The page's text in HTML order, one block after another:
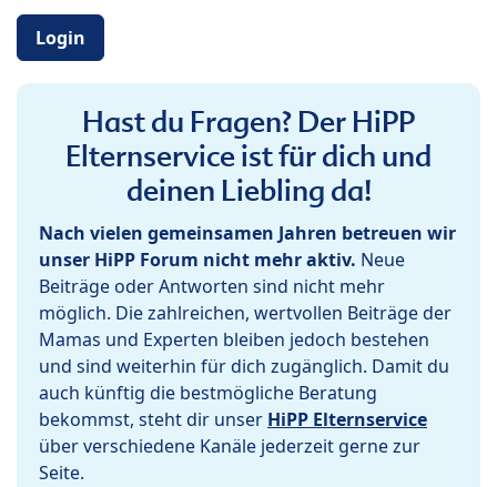
Login
Hast du Fragen? Der HiPP
Elternservice ist für dich und
deinen Liebling da!
Nach vielen gemeinsamen Jahren betreuen wir
unser HiPP Forum nicht mehr aktiv. Neue
Beiträge oder Antworten sind nicht mehr
möglich. Die zahlreichen, wertvollen Beiträge der
Mamas und Experten bleiben jedoch bestehen
und sind weiterhin für dich zugänglich. Damit du
auch künftig die bestmögliche Beratung
bekommst, steht dir unser HiPP Elternservice
über verschiedene Kanäle jederzeit gerne zur
Seite.